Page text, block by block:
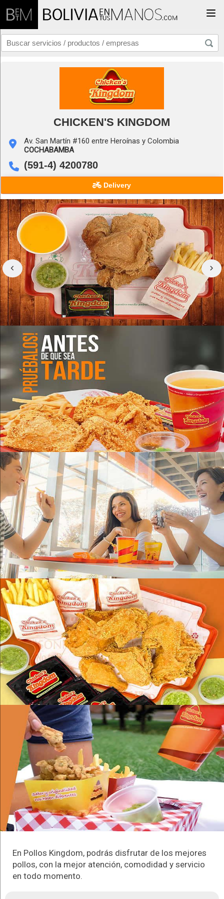
CHICKEN'S KINGDOM
Av. San Martín #160 entre Heroínas y Colombia
COCHABAMBA
(591-4) 4200780
Delivery
En Pollos Kingdom, podrás disfrutar de los mejores
pollos, con la mejor atención, comodidad y servicio
en todo momento.